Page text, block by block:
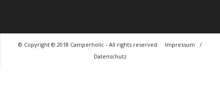
© Copyright © 2018 Camperholic - All rights reserved. Impressum
/
Datenschutz